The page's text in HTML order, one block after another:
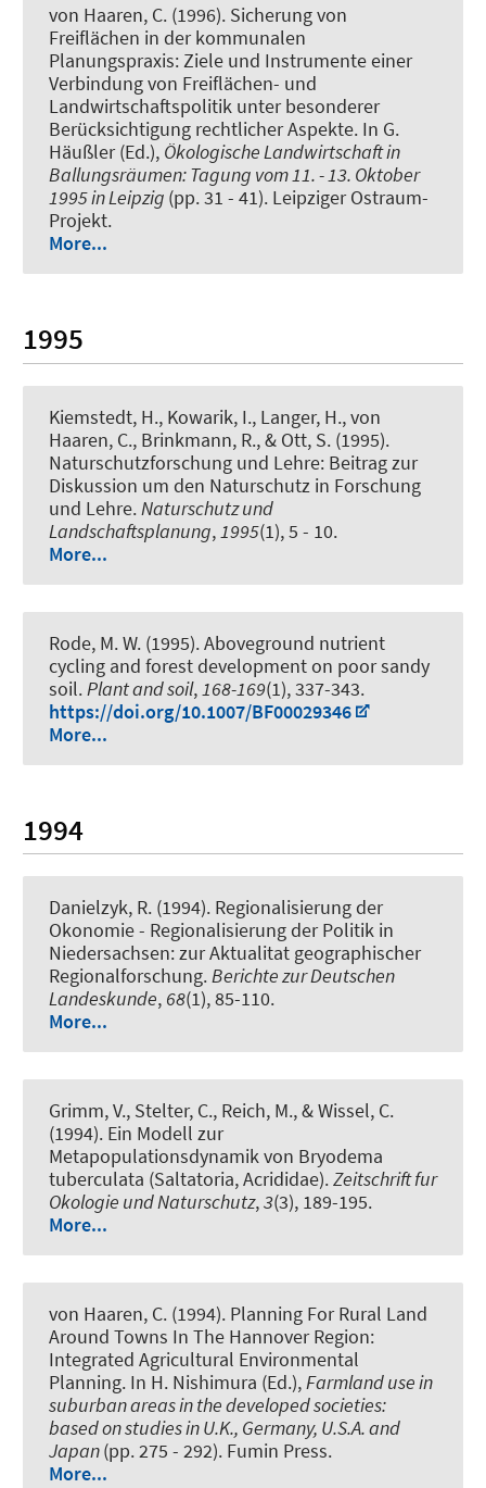
von Haaren, C. (1996). Sicherung von
Freiflächen in der kommunalen
Planungspraxis: Ziele und Instrumente einer
Verbindung von Freiflächen- und
Landwirtschaftspolitik unter besonderer
Berücksichtigung rechtlicher Aspekte. In G.
Häußler (Ed.), Ökologische Landwirtschaft in
Ballungsräumen: Tagung vom 11. - 13. Oktober
1995 in Leipzig (pp. 31 - 41). Leipziger Ostraum-
Projekt.
More...
1995
Kiemstedt, H., Kowarik, I., Langer, H., von
Haaren, C., Brinkmann, R., & Ott, S. (1995).
Naturschutzforschung und Lehre: Beitrag zur
Diskussion um den Naturschutz in Forschung
und Lehre. Naturschutz und
Landschaftsplanung, 1995(1), 5 - 10.
More...
Rode, M. W. (1995).Aboveground nutrient
cycling and forest development on poor sandy
soil.Plant and soil,168-169(1), 337-343.
https://doi.org/10.1007/BF00029346
More...
1994
Danielzyk, R. (1994). Regionalisierung der
Okonomie - Regionalisierung der Politik in
Niedersachsen: zur Aktualitat geographischer
Regionalforschung.Berichte zur Deutschen
Landeskunde, 68(1), 85-110.
More...
Grimm, V., Stelter, C., Reich, M., & Wissel, C.
(1994). Ein Modell zur
Metapopulationsdynamik von Bryodema
tuberculata (Saltatoria, Acrididae).Zeitschrift fur
Okologie und Naturschutz,3(3), 189-195.
More...
von Haaren, C. (1994). Planning For Rural Land
Around Towns In The Hannover Region:
Integrated Agricultural Environmental
Planning. In H. Nishimura (Ed.),Farmland use in
suburban areas in the developed societies:
based on studies in U.K., Germany, U.S.A. and
Japan(pp. 275 - 292). Fumin Press.
More...